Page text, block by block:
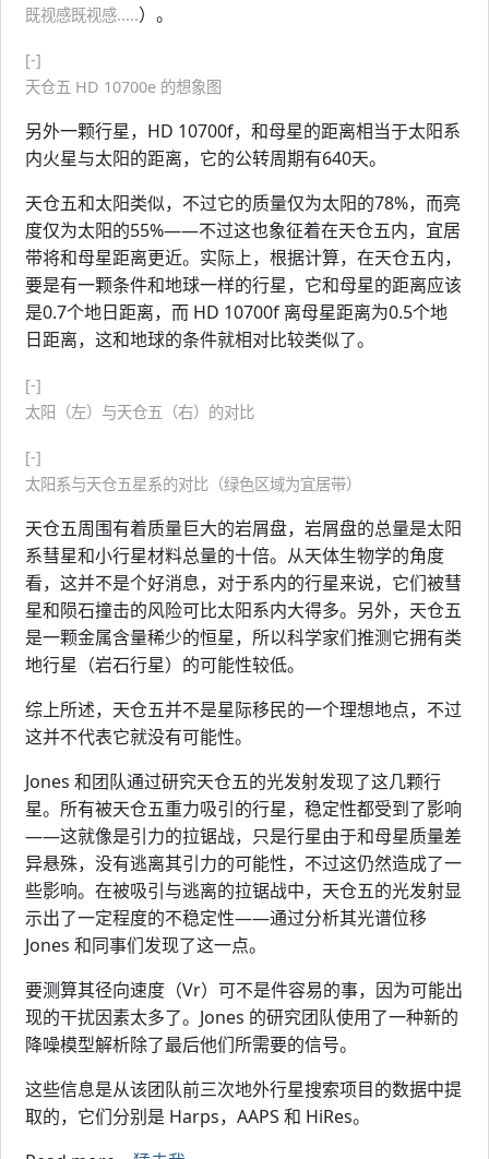
既视感既视感.....）。
[-]
天仓五 HD 10700e 的想象图
另外一颗行星，HD 10700f，和母星的距离相当于太阳系
内火星与太阳的距离，它的公转周期有640天。
天仓五和太阳类似，不过它的质量仅为太阳的78%，而亮
度仅为太阳的55%——不过这也象征着在天仓五内，宜居
带将和母星距离更近。实际上，根据计算，在天仓五内，
要是有一颗条件和地球一样的行星，它和母星的距离应该
是0.7个地日距离，而 HD 10700f 离母星距离为0.5个地
日距离，这和地球的条件就相对比较类似了。
[-]
太阳（左）与天仓五（右）的对比
[-]
太阳系与天仓五星系的对比（绿色区域为宜居带）
天仓五周围有着质量巨大的岩屑盘，岩屑盘的总量是太阳
系彗星和小行星材料总量的十倍。从天体生物学的角度
看，这并不是个好消息，对于系内的行星来说，它们被彗
星和陨石撞击的风险可比太阳系内大得多。另外，天仓五
是一颗金属含量稀少的恒星，所以科学家们推测它拥有类
地行星（岩石行星）的可能性较低。
综上所述，天仓五并不是星际移民的一个理想地点，不过
这并不代表它就没有可能性。
Jones 和团队通过研究天仓五的光发射发现了这几颗行
星。所有被天仓五重力吸引的行星，稳定性都受到了影响
——这就像是引力的拉锯战，只是行星由于和母星质量差
异悬殊，没有逃离其引力的可能性，不过这仍然造成了一
些影响。在被吸引与逃离的拉锯战中，天仓五的光发射显
示出了一定程度的不稳定性——通过分析其光谱位移
Jones 和同事们发现了这一点。
要测算其径向速度（Vr）可不是件容易的事，因为可能出
现的干扰因素太多了。Jones 的研究团队使用了一种新的
降噪模型解析除了最后他们所需要的信号。
这些信息是从该团队前三次地外行星搜索项目的数据中提
取的，它们分别是 Harps，AAPS 和 HiRes。